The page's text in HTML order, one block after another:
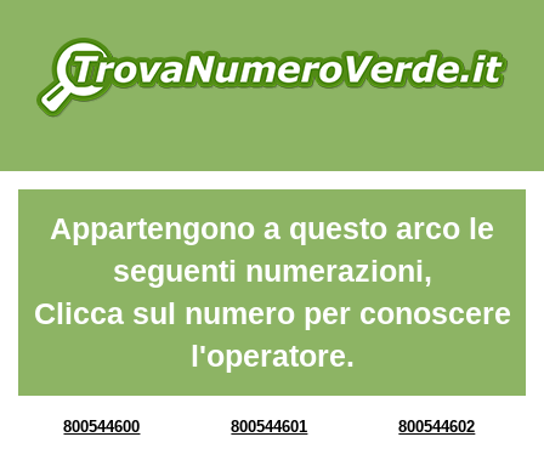
Appartengono a questo arco le
seguenti numerazioni,
Clicca sul numero per conoscere
l'operatore.
800544600 800544601 800544602